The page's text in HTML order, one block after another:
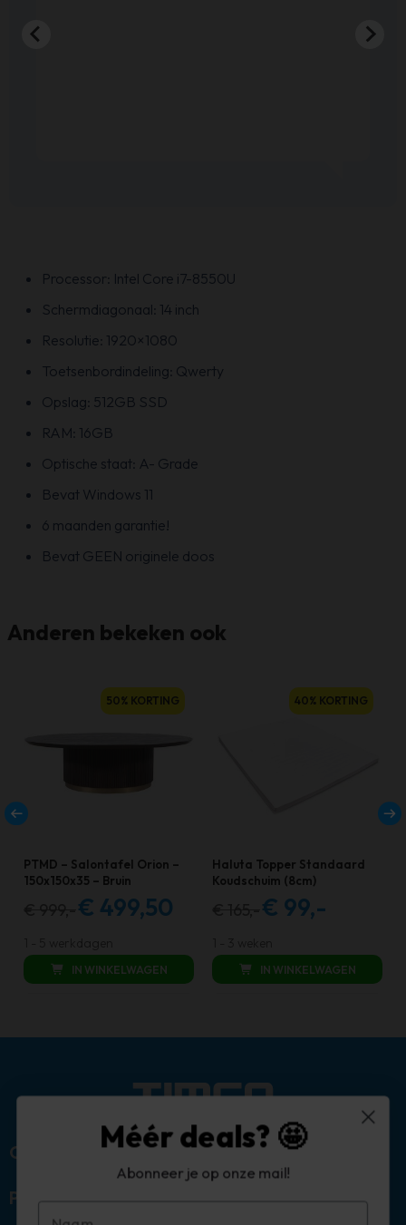
Processor: Intel Core i7-8550U
Schermdiagonaal: 14 inch
Resolutie: 1920×1080
Toetsenbordindeling: Qwerty
Opslag: 512GB SSD
RAM: 16GB
Optische staat: A- Grade
Bevat Windows 11
6 maanden garantie!
Bevat GEEN originele doos
Anderen bekeken ook
PTMD – Salontafel Orion –
150x150x35 – Bruin
Oorspronkelijke
was:
€ 999,00.
€ 499,50
is:
€ 499,50.
50% KORTING
IN WINKELWAGEN
Haluta Topper Standaard
Koudschuim (8cm)
Oorspronkelijke
was:
€ 165,00.
€ 99,-
is:
€ 99,00.
40% KORTING
IN WINKELWAGEN
Over ons
Populaire categorieën
Méér deals? 🤩
Abonneer je op onze mail!